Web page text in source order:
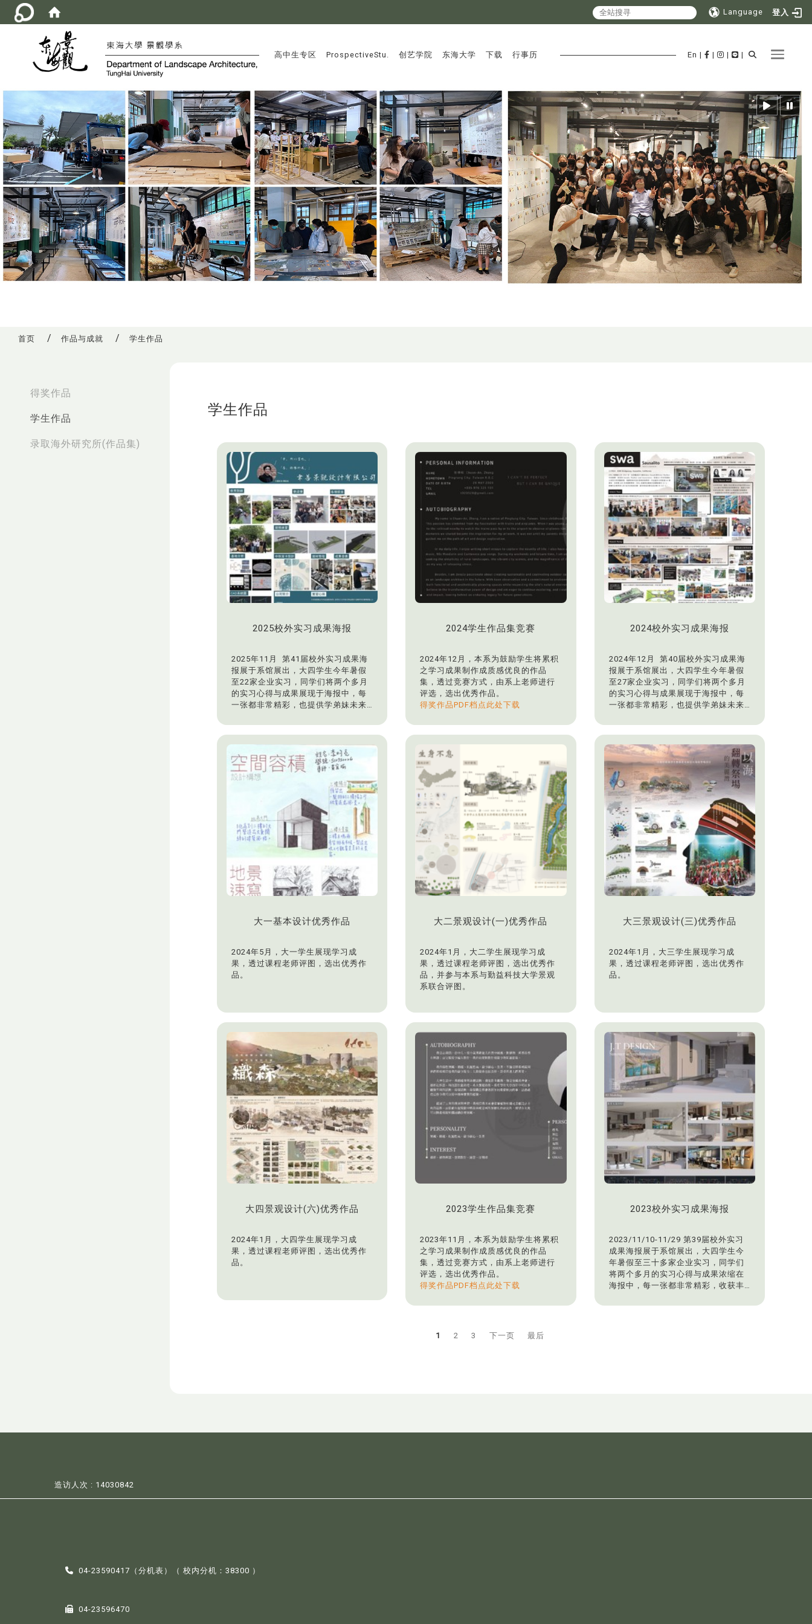
Language 登入
Toggle
:::
高中生专区 ProspectiveStu. 创艺学院 东海大学 下载 行事历 En | | | |
首页 作品与成就 学生作品
得奖作品
学生作品
录取海外研究所(作品集)
学生作品
2025校外实习成果海报
2025年11月 第41届校外实习成果海
报展于系馆展出，大四学生今年暑假
至22家企业实习，同学们将两个多月
的实习心得与成果展现于海报中，每
一张都非常精彩，也提供学弟妹未来
2024学生作品集竞赛
2024年12月，本系为鼓励学生将累积
之学习成果制作成质感优良的作品
集，透过竞赛方式，由系上老师进行
评选，选出优秀作品。
得奖作品PDF档点此处下载
2024校外实习成果海报
2024年12月 第40届校外实习成果海
报展于系馆展出，大四学生今年暑假
至27家企业实习，同学们将两个多月
的实习心得与成果展现于海报中，每
一张都非常精彩，也提供学弟妹未来
大一基本设计优秀作品
2024年5月，大一学生展现学习成
果，透过课程老师评图，选出优秀作
品。
大二景观设计(一)优秀作品
2024年1月，大二学生展现学习成
果，透过课程老师评图，选出优秀作
品，并参与本系与勤益科技大学景观
系联合评图。
大三景观设计(三)优秀作品
2024年1月，大三学生展现学习成
果，透过课程老师评图，选出优秀作
品。
大四景观设计(六)优秀作品
2024年1月，大四学生展现学习成
果，透过课程老师评图，选出优秀作
品。
2023学生作品集竞赛
2023年11月，本系为鼓励学生将累积
之学习成果制作成质感优良的作品
集，透过竞赛方式，由系上老师进行
评选，选出优秀作品。
得奖作品PDF档点此处下载
2023校外实习成果海报
2023/11/10-11/29 第39届校外实习
成果海报展于系馆展出，大四学生今
年暑假至三十多家企业实习，同学们
将两个多月的实习心得与成果浓缩在
海报中，每一张都非常精彩，收获丰
1 2 3 下一页 最后
造访人次 : 14030842
04-23590417（分机表 ）（ 校内分机：38300 ）
04-23596470